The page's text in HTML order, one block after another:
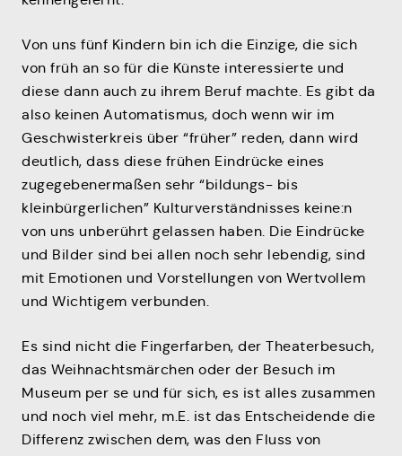
Von uns fünf Kindern bin ich die Einzige, die sich
von früh an so für die Künste interessierte und
diese dann auch zu ihrem Beruf machte. Es gibt da
also keinen Automatismus, doch wenn wir im
Geschwisterkreis über “früher” reden, dann wird
deutlich, dass diese frühen Eindrücke eines
zugegebenermaßen sehr “bildungs- bis
kleinbürgerlichen” Kulturverständnisses keine:n
von uns unberührt gelassen haben. Die Eindrücke
und Bilder sind bei allen noch sehr lebendig, sind
mit Emotionen und Vorstellungen von Wertvollem
und Wichtigem verbunden.
Es sind nicht die Fingerfarben, der Theaterbesuch,
das Weihnachtsmärchen oder der Besuch im
Museum per se und für sich, es ist alles zusammen
und noch viel mehr, m.E. ist das Entscheidende die
Differenz zwischen dem, was den Fluss von